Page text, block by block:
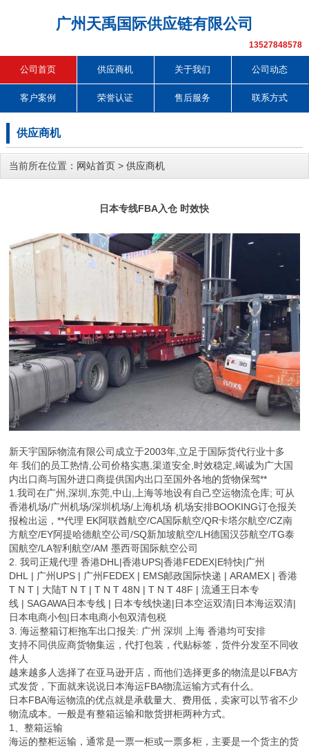
广州天禹国际供应链有限公司
13527848578
公司首页 供应商机 关于我们 公司动态
客户案例 荣誉认证 售后服务 联系方式
供应商机
当前所在位置： 网站首页 > 供应商机
日本专线FBA入仓 时效快
新天宇国际物流有限公司成立于2003年,立足于国际货代行业十多
年 我们的员工热情,公司价格实惠,渠道安全,时效稳定,竭诚为广大国
内出口商与国外进口商提供国内出口至国外各地的货物保驾**
1.我司在广州,深圳,东莞,中山,上海等地设有自己空运物流仓库; 可从
香港机场/广州机场/深圳机场/上海机场 机场安排BOOKING订仓报关
报检出运，**代理 EK阿联酋航空/CA国际航空/QR卡塔尔航空/CZ南
方航空/EY阿提哈德航空公司/SQ新加坡航空/LH德国汉莎航空/TG泰
国航空/LA智利航空/AM 墨西哥国际航空公司
2. 我司正规代理 香港DHL|香港UPS|香港FEDEX|E特快|广州
DHL | 广州UPS | 广州FEDEX | EMS邮政国际快递 | ARAMEX | 香港
T N T | 大陆T N T | T N T 48N | T N T 48F | 流通王日本专
线 | SAGAWA日本专线 | 日本专线快递|日本空运双清|日本海运双清|
日本电商小包|日本电商小包双清包税
3. 海运整箱订柜拖车出口报关: 广州 深圳 上海 香港均可安排
支持不同供应商货物集运，代打包装，代贴标签，货件分发至不同收
件人
越来越多人选择了在亚马逊开店，而他们选择更多的物流是以FBA方
式发货，下面就来说说日本海运FBA物流运输方式有什么。
日本FBA海运物流的优点就是承载量大、费用低，卖家可以节省不少
物流成本。一般是有整箱运输和散货拼柜两种方式。
1、整箱运输
海运的整柜运输，通常是一票一柜或一票多柜，主要是一个货主的货